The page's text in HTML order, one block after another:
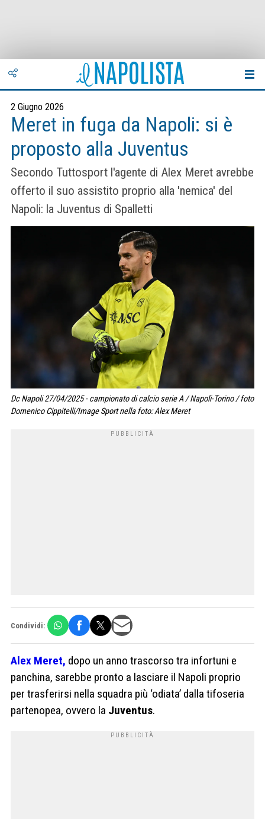
2 Giugno 2026
Meret in fuga da Napoli: si è
proposto alla Juventus
Secondo Tuttosport l'agente di Alex Meret avrebbe
offerto il suo assistito proprio alla 'nemica' del
Napoli: la Juventus di Spalletti
Dc Napoli 27/04/2025 - campionato di calcio serie A / Napoli-Torino / foto
Domenico Cippitelli/Image Sport nella foto: Alex Meret
Condividi:
Alex Meret, dopo un anno trascorso tra infortuni e
panchina, sarebbe pronto a lasciare il Napoli proprio
per trasferirsi nella squadra più ‘odiata’ dalla tifoseria
partenopea, ovvero la Juventus.